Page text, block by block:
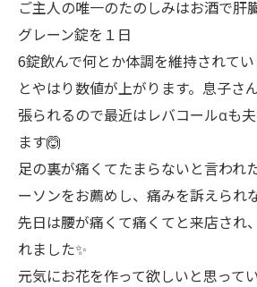
ご主人の唯一のたのしみはお酒で肝
グレーン錠を１日
6錠飲んで何とか体調を維持されて
とやはり数値が上がります。息子さ
張られるので最近はレバコールαも
ます🙆
足の裏が痛くてたまらないと言われ
ーソンをお薦めし、痛みを訴えられ
先日は腰が痛くて痛くてと来店され
れました✨
元気にお花を作って欲しいと思って